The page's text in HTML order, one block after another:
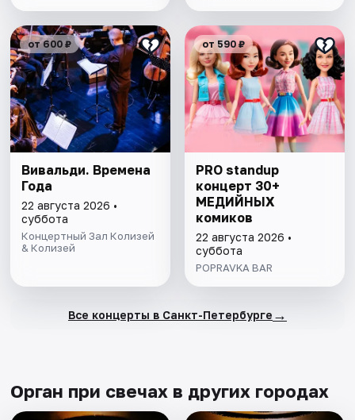
от 600 ₽
Вивальди. Времена
Года
22 августа 2026 •
суббота
Концертный Зал Колизей
& Колизей
от 590 ₽
PRO standup
концерт 30+
МЕДИЙНЫХ
комиков
22 августа 2026 •
суббота
POPRAVKA BAR
Все концерты в Санкт-Петербурге →
Орган при свечах в других городах